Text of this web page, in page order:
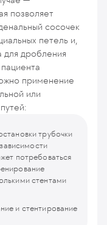
позволяет
сосочек
петель и,
для дробления
применение
или
трубочки
потребоваться
стентами
и стентирование